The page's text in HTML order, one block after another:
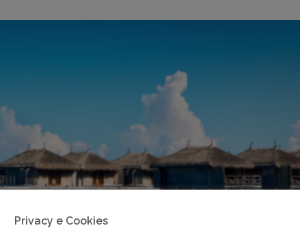
Privacy e Cookies